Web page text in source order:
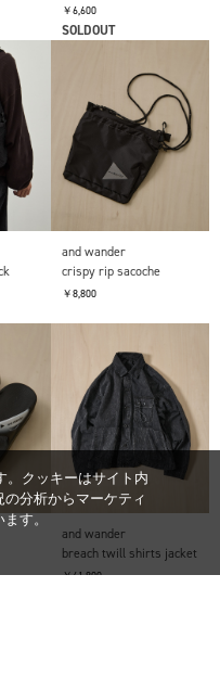
￥6,600
SOLDOUT
and wander
crispy rip sacoche
￥8,800
and wander
breach twill shirts jacket
￥41,800
。クッキーはサイト内
分析からマーケティ
ます。